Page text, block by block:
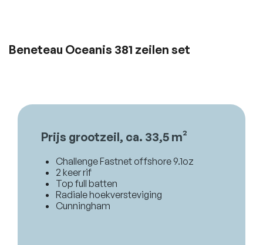
Beneteau Oceanis 381 zeilen set
Prijs grootzeil, ca. 33,5 m²
Challenge Fastnet offshore 9.1oz
2 keer rif
Top full batten
Radiale hoekversteviging
Cunningham